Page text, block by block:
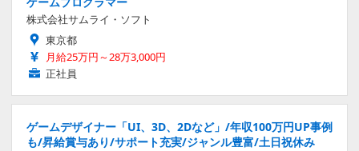
株式会社サムライ・ソフト
東京都
月給25万円～28万3,000円
正社員
ゲームデザイナー「UI、3D、2Dなど」/年収100万円UP事例
も/昇給賞与あり/サポート充実/ジャンル豊富/土日祝休み